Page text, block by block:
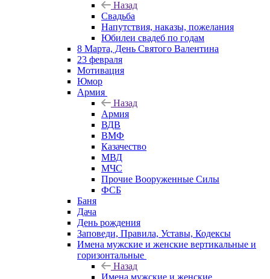
Назад
Свадьба
Напутствия, наказы, пожелания
Юбилеи свадеб по годам
8 Марта, День Святого Валентина
23 февраля
Мотивация
Юмор
Армия
Назад
Армия
ВДВ
ВМФ
Казачество
МВД
МЧС
Прочие Вооруженные Силы
ФСБ
Баня
Дача
День рождения
Заповеди, Правила, Уставы, Кодексы
Имена мужские и женские вертикальные и
горизонтальные
Назад
Имена мужские и женские